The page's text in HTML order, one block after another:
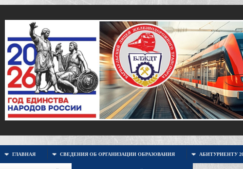
ГЛАВНАЯ СВЕДЕНИЯ ОБ ОРГАНИЗАЦИИ ОБРАЗОВАНИЯ АБИТУРИЕНТУ